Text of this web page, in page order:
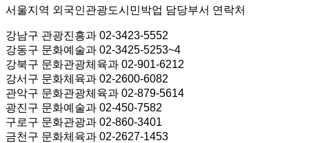
서울지역 외국인관광도시민박업 담당부서 연락처
강남구 관광진흥과 02-3423-5552
강동구 문화예술과 02-3425-5253~4
강북구 문화관광체육과 02-901-6212
강서구 문화체육과 02-2600-6082
관악구 문화관광체육과 02-879-5614
광진구 문화예술과 02-450-7582
구로구 문화관광과 02-860-3401
금천구 문화체육과 02-2627-1453